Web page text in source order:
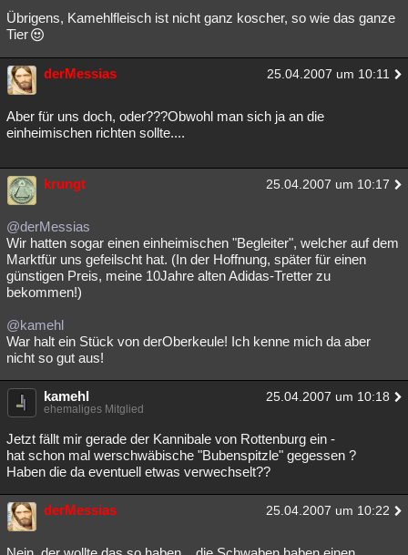
weitere Rubriken
Philosophie
Astronomie Helpdesk Gaming Filme
Musik Clash Verbesserungen Allmystery
Übersichten
Besucht Teilgenommen Alle Neue Geschlossen
Lesenswert
Übrigens, Kamehlfleisch ist nicht ganz koscher, so wie das ganze
Tier
derMessias 25.04.2007 um 10:11
Aber für uns doch, oder???Obwohl man sich ja an die
einheimischen richten sollte....
krungt 25.04.2007 um 10:17
@derMessias
Wir hatten sogar einen einheimischen "Begleiter", welcher auf dem
Marktfür uns gefeilscht hat. (In der Hoffnung, später für einen
günstigen Preis, meine 10Jahre alten Adidas-Tretter zu
bekommen!)
@kamehl
War halt ein Stück von derOberkeule! Ich kenne mich da aber
nicht so gut aus!
kamehl 25.04.2007 um 10:18
ehemaliges Mitglied
Jetzt fällt mir gerade der Kannibale von Rottenburg ein -
hat schon mal werschwäbische "Bubenspitzle" gegessen ?
Haben die da eventuell etwas verwechselt??
derMessias 25.04.2007 um 10:22